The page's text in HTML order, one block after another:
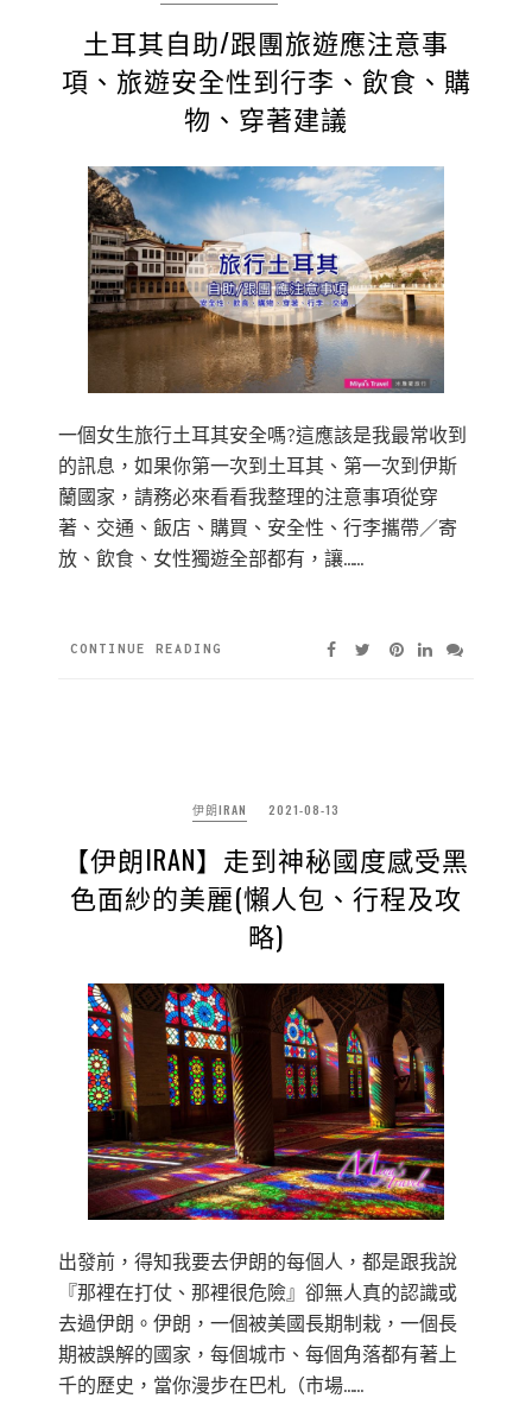
土耳其自助/跟團旅遊應注意事
項、旅遊安全性到行李、飲食、購
物、穿著建議
一個女生旅行土耳其安全嗎?這應該是我最常收到
的訊息，如果你第一次到土耳其、第一次到伊斯
蘭國家，請務必來看看我整理的注意事項從穿
著、交通、飯店、購買、安全性、行李攜帶／寄
放、飲食、女性獨遊全部都有，讓……
CONTINUE READING
伊朗IRAN 2021-08-13
【伊朗IRAN】走到神秘國度感受黑
色面紗的美麗(懶人包、行程及攻
略)
出發前，得知我要去伊朗的每個人，都是跟我說
『那裡在打仗、那裡很危險』卻無人真的認識或
去過伊朗。伊朗，一個被美國長期制栽，一個長
期被誤解的國家，每個城市、每個角落都有著上
千的歷史，當你漫步在巴札（市場……